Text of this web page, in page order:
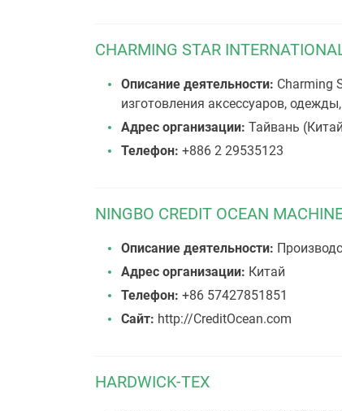
CHARMING STAR
Описание деятельности: Charming
изготовления аксессуаров,
Адрес организации: Тайвань
Телефон: +886 2 29535123
NINGBO CREDIT OCEAN
Описание деятельности:
Адрес организации: Китай
Телефон: +86 57427851851
Сайт: http://CreditOcean.com
HARDWICK-TEX